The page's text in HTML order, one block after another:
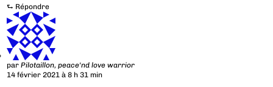
⮑ Répondre
parPilotaillon, peace'nd love warrior
14 février 2021 à 8 h 31 min